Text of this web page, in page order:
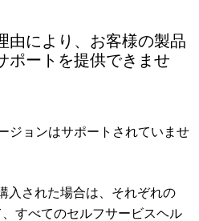
由により、お客様の製品
ポートを提供できませ
ジョンはサポートされていませ
入された場合は、それぞれの
すべてのセルフサービスヘル